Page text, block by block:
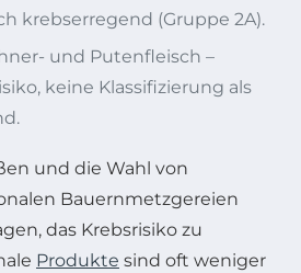
krebserregend (Gruppe 2A).
und Putenfleisch –
keine Klassifizierung als
und die Wahl von
Bauernmetzgereien
das Krebsrisiko zu
Produkte sind oft weniger